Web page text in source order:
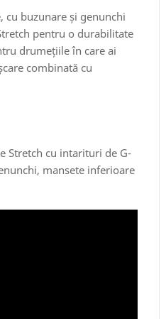
cu buzunare și genunchi
pentru o durabilitate
drumețiile în care ai
combinată cu
Stretch cu intarituri de G-
mansete inferioare